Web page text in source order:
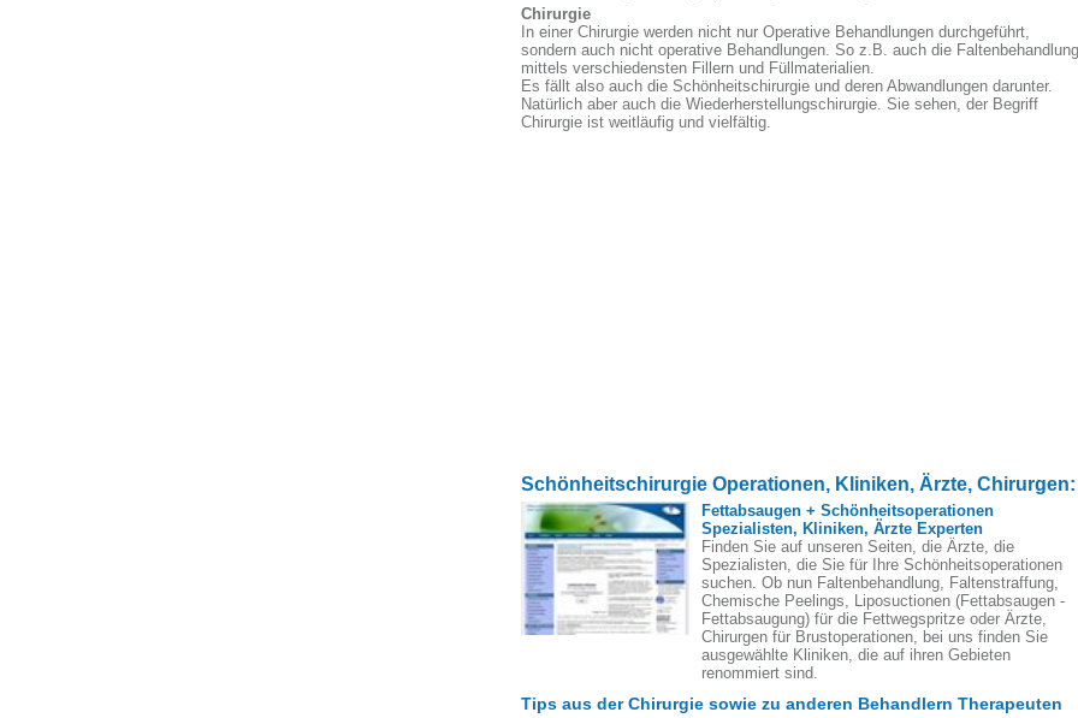
Chirurgie
In einer Chirurgie werden nicht nur Operative Behandlungen durchgeführt,
sondern auch nicht operative Behandlungen. So z.B. auch die Faltenbehandlung
mittels verschiedensten Fillern und Füllmaterialien.
Es fällt also auch die Schönheitschirurgie und deren Abwandlungen darunter.
Natürlich aber auch die Wiederherstellungschirurgie. Sie sehen, der Begriff
Chirurgie ist weitläufig und vielfältig.
Schönheitschirurgie Operationen, Kliniken, Ärzte, Chirurgen:
Fettabsaugen + Schönheitsoperationen
Spezialisten, Kliniken, Ärzte Experten
Finden Sie auf unseren Seiten, die Ärzte, die
Spezialisten, die Sie für Ihre Schönheitsoperationen
suchen. Ob nun Faltenbehandlung, Faltenstraffung,
Chemische Peelings, Liposuctionen (Fettabsaugen -
Fettabsaugung) für die Fettwegspritze oder Ärzte,
Chirurgen für Brustoperationen, bei uns finden Sie
ausgewählte Kliniken, die auf ihren Gebieten
renommiert sind.
Tips aus der Chirurgie sowie zu anderen Behandlern Therapeuten